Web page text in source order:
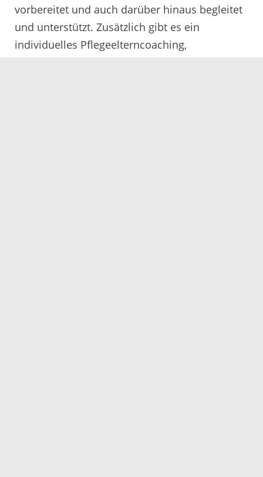
vorbereitet und auch darüber hinaus begleitet
und unterstützt. Zusätzlich gibt es ein
individuelles Pflegeelterncoaching,